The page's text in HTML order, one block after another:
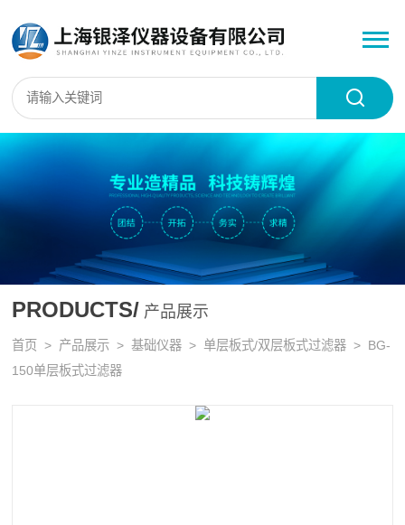
PRODUCTS/ 产品展示
首页 > 产品展示 >基础仪器 >单层板式/双层板式过滤器 > BG-
150单层板式过滤器